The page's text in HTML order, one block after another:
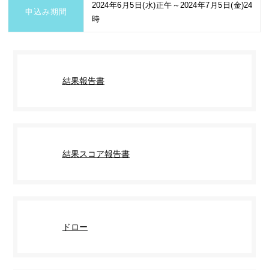
申込み期間
2024年6月5日(水)正午～2024年7月5日(金)24
時
結果報告書
結果スコア報告書
ドロー